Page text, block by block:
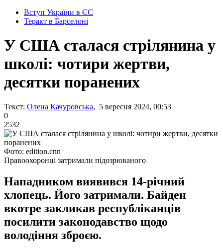
Вступ України в ЄС
Теракт в Барселоні
У США сталася стрілянина у
школі: чотири жертви,
десятки поранених
Текст: Олена Качуровська, 5 вересня 2024, 00:53
0
2532
Фото: edition.cnn
Правоохоронці затримали підозрюваного
Нападником виявився 14-річний
хлопець. Його затримали. Байден
вкотре закликав республіканців
посилити законодавство щодо
володіння зброєю.